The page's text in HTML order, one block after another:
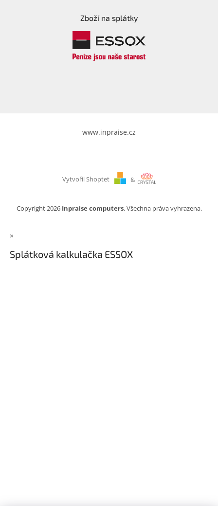
Zboží na splátky
www.inpraise.cz
Vytvořil Shoptet &
Copyright 2026 Inpraise computers. Všechna práva vyhrazena.
×
Splátková kalkulačka ESSOX